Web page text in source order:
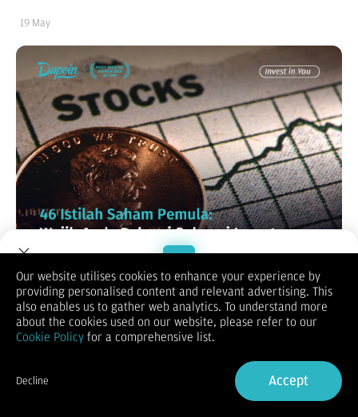
19 May
Memasuki dunia pasar modal sering kali terasa seperti
mempelajari bahasa asing yang baru. Deretan istilah teknis
dan singkatan seperti istilah saham ARA, ARB, Lot, hingga
Capital Gain kerap muncul dalam percakapan antar investor
maupun di aplikasi trading. Bagi seorang pemula,
masalah komunikasi, melainkan bisa menjadi hambatan besar
dalam memahami dinamika pasar dan risiko yang
Welcome to Dupoin.
Trade with a Trusted Broker
Sign in
Our website utilises cookies to enhance your experience by
providing personalised content and relevant advertising. This
also enables us to gather web analytics. To understand more
about the cookies used on our website, please refer to our
Cookie Policy for a comprehensive list.
Decline Accept